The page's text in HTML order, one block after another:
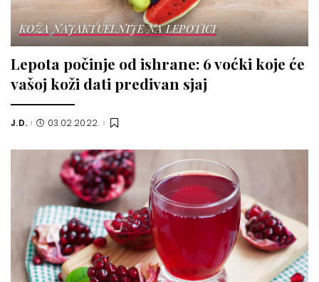
KOŽA NAJAKTUELNIJE NA LEPOTICI
Lepota počinje od ishrane: 6 voćki koje će
vašoj koži dati predivan sjaj
Posted
J.D. 03.02.2022.